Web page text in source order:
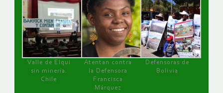
Valle de Elqui
sin minería.
Chile
Atentan contra
la Defensora
Francisca
Márquez
Defensoras de
Bolivia